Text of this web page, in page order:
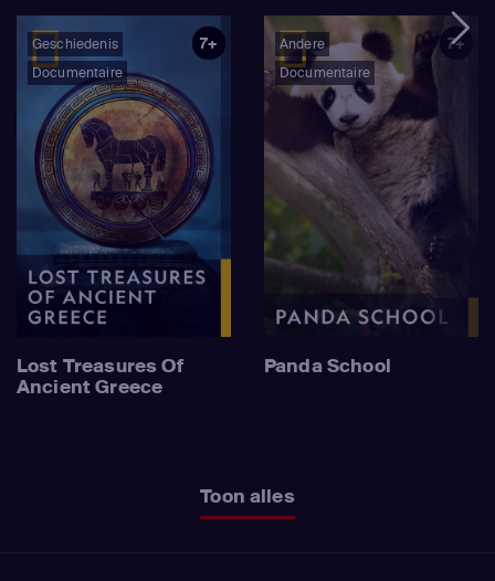
Geschiedenis
Documentaire
7+
Lost Treasures Of
Ancient Greece
Andere
Documentaire
7+
Panda School
Toon alles